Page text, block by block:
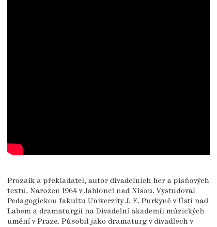
Prozaik a překladatel, autor divadelních her a písňových
textů. Narozen 1964 v Jablonci nad Nisou. Vystudoval
Pedagogickou fakultu Univerzity J. E. Purkyně v Ústí nad
Labem a dramaturgii na Divadelní akademii múzických
umění v Praze. Působil jako dramaturg v divadlech v